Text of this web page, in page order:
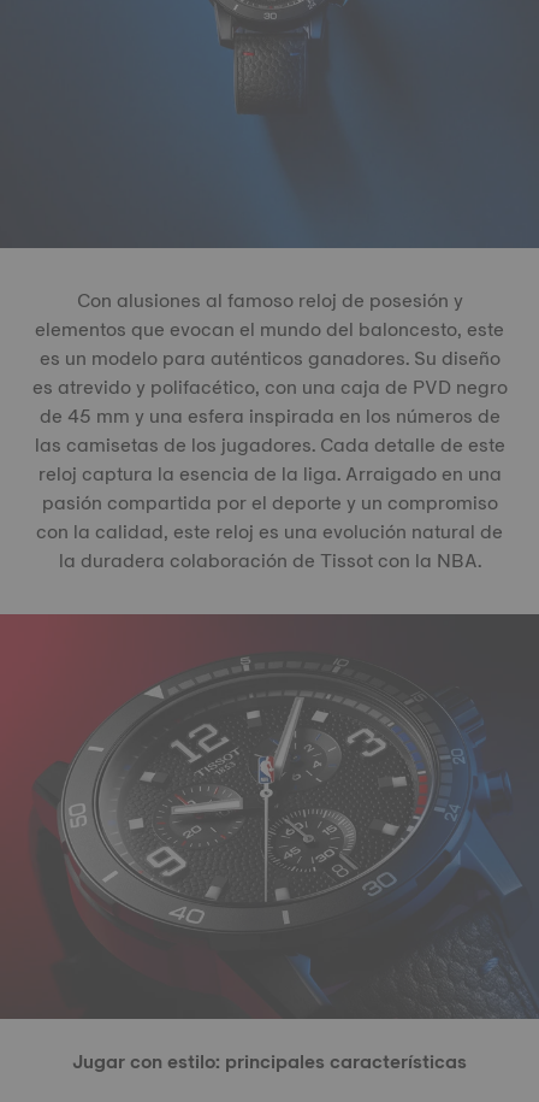
Con alusiones al famoso reloj de posesión y
elementos que evocan el mundo del baloncesto, este
es un modelo para auténticos ganadores. Su diseño
es atrevido y polifacético, con una caja de PVD negro
de 45 mm y una esfera inspirada en los números de
las camisetas de los jugadores. Cada detalle de este
reloj captura la esencia de la liga. Arraigado en una
pasión compartida por el deporte y un compromiso
con la calidad, este reloj es una evolución natural de
la duradera colaboración de Tissot con la NBA.
Jugar con estilo: principales características